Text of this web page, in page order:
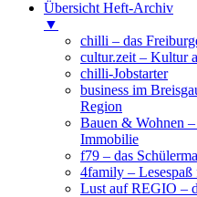
Übersicht Heft-Archiv
▼
chilli – das
cultur.zeit – Kultur
chilli-Jobstarter
business im
Region
Bauen & Wohnen
Immobilie
f79 – das
4family –
Lust auf REGIO –